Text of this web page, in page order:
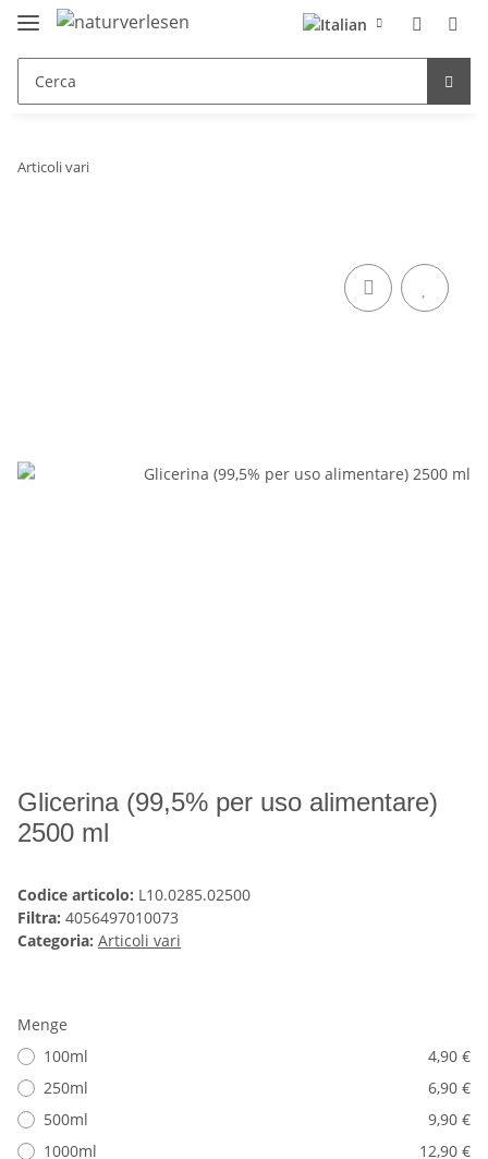
Articoli vari
Glicerina (99,5% per uso alimentare)
2500 ml
Codice articolo: L10.0285.02500
Filtra: 4056497010073
Categoria: Articoli vari
Menge
100ml
4,90 €
250ml
6,90 €
500ml
9,90 €
1000ml
12,90 €